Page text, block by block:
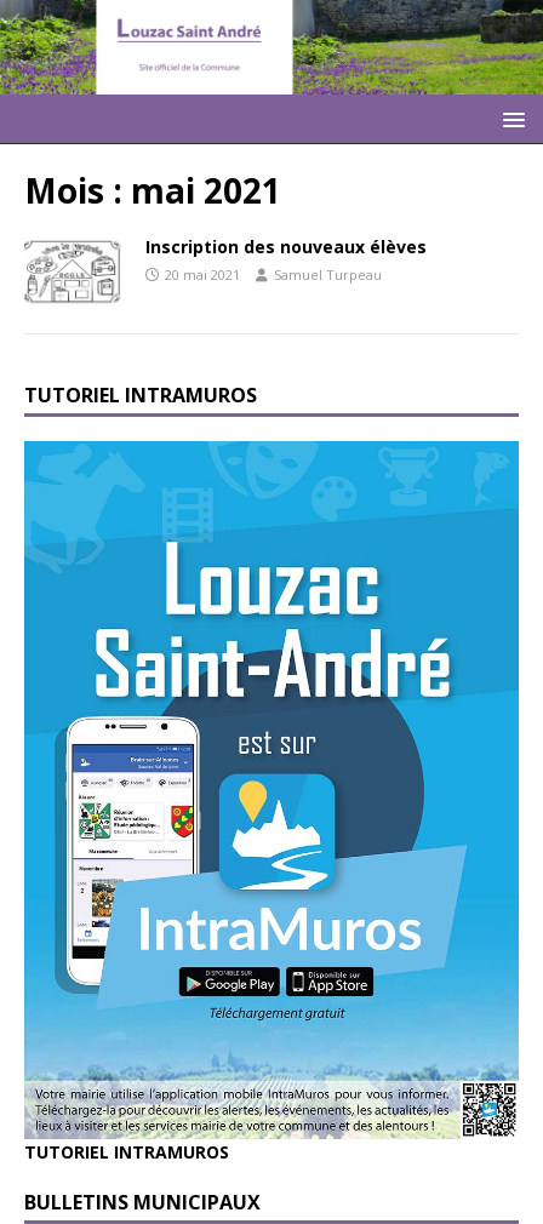
Mois : mai 2021
Inscription des nouveaux élèves
20 mai 2021 Samuel Turpeau
TUTORIEL INTRAMUROS
TUTORIEL INTRAMUROS
BULLETINS MUNICIPAUX